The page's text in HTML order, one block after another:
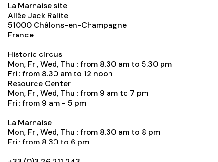
La Marnaise site
Allée Jack Ralite
51000 Châlons-en-Champagne
France
Historic circus
Mon, Fri, Wed, Thu : from 8.30 am to 5.30 pm
Fri : from 8.30 am to 12 noon
Resource Center
Mon, Fri, Wed, Thu : from 9 am to 7 pm
Fri : from 9 am - 5 pm
La Marnaise
Mon, Fri, Wed, Thu : from 8.30 am to 8 pm
Fri : from 8.30 to 6 pm